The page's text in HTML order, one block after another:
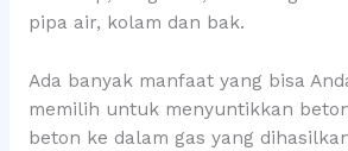
pipa air, kolam dan bak.
Ada banyak manfaat yang bisa
memilih untuk menyuntikkan
beton ke dalam gas yang